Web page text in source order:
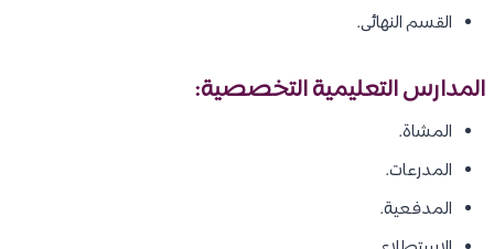
القسم النهائى.
المدارس التعليمية التخصصية:
المشاة.
المدرعات.
المدفعية.